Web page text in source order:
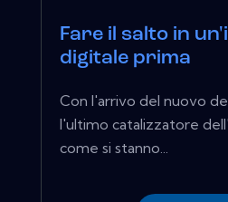
Fare il salto in
digitale prima
Con l'arrivo del nuovo
l'ultimo catalizzatore
come si stanno...